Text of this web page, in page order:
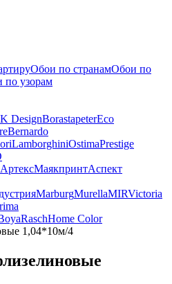
Обои по странамОбои по
по узорам
DesignBorastapeterEco
Bernardo
LamborghiniOstimaPrestige
АртексМаякпринтАспект
MarburgMurellaMIRVictoria
RaschHome Color
1,04*10м/4